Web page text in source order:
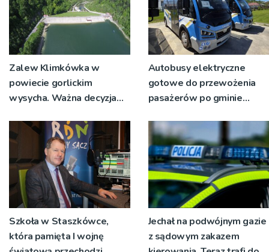
Zalew Klimkówka w
powiecie gorlickim
wysycha. Ważna decyzja
Autobusy elektryczne
gotowe do przewożenia
pasażerów po gminie
Szkoła w Staszkówce,
która pamięta I wojnę
Jechał na podwójnym gazie
z sądowym zakazem